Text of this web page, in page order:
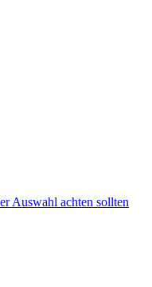
Auswahl achten sollten